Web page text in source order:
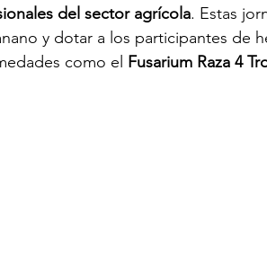
del sector agrícola. Estas
y dotar a los participantes de
como el Fusarium Raza 4